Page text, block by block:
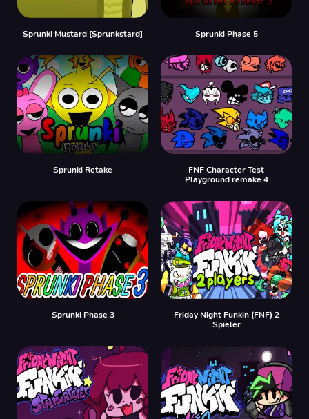
Sprunki Mustard [Sprunkstard] Sprunki Phase 5
Sprunki Retake
FNF Character Test
Playground remake 4
Sprunki Phase 3
Friday Night Funkin (FNF) 2
Spieler